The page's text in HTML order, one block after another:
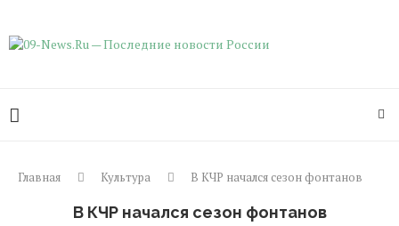
Главная Культура В КЧР начался сезон фонтанов
В КЧР начался сезон фонтанов